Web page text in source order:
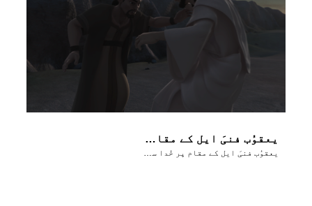
یعقوُب فنیَ ایل کے مقام پر خُدا سے کُشتی لڑتا ہے
یعقوُب فنیَ ایل کے مقام پر خُدا سے کُشتی لڑتا ہے